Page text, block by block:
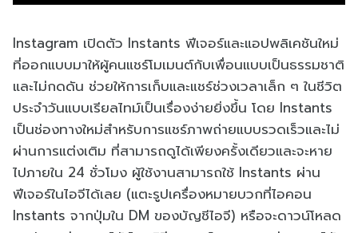
Instagram เปิดตัว Instants ฟีเจอร์และแอปพลิเคชันใหม่
ที่ออกแบบมาให้ผู้คนแชร์โมเมนต์กับเพื่อนแบบเป็นธรรมชาติ
และไม่กดดัน ช่วยให้การเก็บและแชร์ช่วงเวลาเล็ก ๆ ในชีวิต
ประจำวันแบบเรียลไทม์เป็นเรื่องง่ายยิ่งขึ้น โดย Instants
เป็นช่องทางใหม่สำหรับการแชร์ภาพถ่ายแบบรวดเร็วและไม่
ผ่านการแต่งเติม ที่สามารถดูได้เพียงครั้งเดียวและจะหาย
ไปภายใน 24 ชั่วโมง ผู้ใช้งานสามารถใช้ Instants ผ่าน
ฟีเจอร์ในไอจีได้เลย (แตะรูปเครื่องหมายบวกที่ไอคอน
Instants จากปุ่มใน DM ของบัญชีไอจี) หรือจะดาวน์โหลด